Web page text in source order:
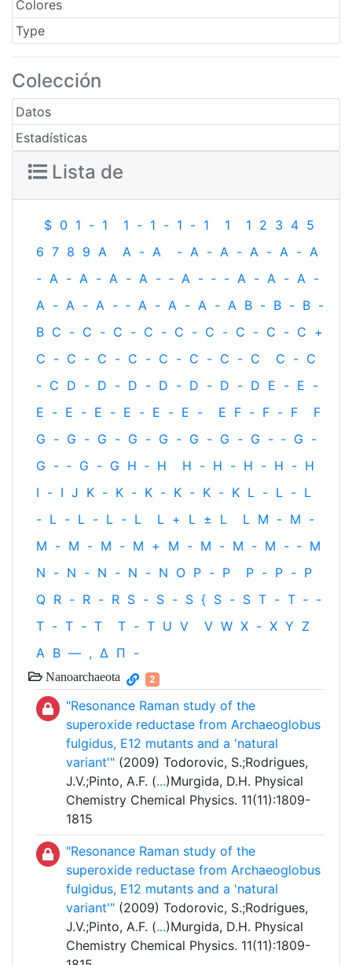
Colores
Type
Colección
Datos
Estadísticas
Lista de
$ 0 1 - 1 1 - 1 - 1 - 1 1 1 2 3 4 5
6 7 8 9 A A - A - A - A - A - A - A
- A - A - A - A - ‐ A - ‐ - A - A - A -
A - A - A - ‐ A - A - A - A B - B - B -
B C - C - C - C - C - C - C - C - C +
C - C - C - C - C - C - C - C C - C
- C D - D - D - D - D - D - D E - E -
E - E - E - E - E - E - E F - F - F
F
G - G - G - G - G - G - G - G - ‐ G -
G - ‐ G - G H ‐ H H - H - H - H - H
I - I J K - K - K - K - K - K L - L - L
- L - L - L - L L + L ± L L M - M -
M - M - M - M + M - M - M - M - ‐ M
N - N - N - N - N O P - P P - P - P
Q R - R - R S - S - S { S - S T - T ‐ -
T - T - T T - T U V V W X - X Y Z
Α Β — , Δ Π -
Nanoarchaeota 2
"Resonance Raman study of the
superoxide reductase from Archaeoglobus
fulgidus, E12 mutants and a 'natural
variant'" (2009) Todorovic, S.;Rodrigues,
J.V.;Pinto, A.F. (...)Murgida, D.H. Physical
Chemistry Chemical Physics. 11(11):1809-
1815
"Resonance Raman study of the
superoxide reductase from Archaeoglobus
fulgidus, E12 mutants and a 'natural
variant'" (2009) Todorovic, S.;Rodrigues,
J.V.;Pinto, A.F. (...)Murgida, D.H. Physical
Chemistry Chemical Physics. 11(11):1809-